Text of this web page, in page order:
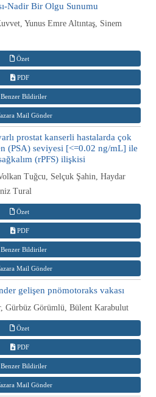
Nadir Bir Olgu Sunumu
Yunus Emre Altıntaş, Sinem
Özet
PDF
Benzer Bildiriler
Mail Gönder
prostat kanserli hastalarda çok
(PSA) seviyesi [<=0.02 ng/mL] ile
(rPFS) ilişkisi
Tuğcu, Selçuk Şahin, Haydar
Tural
Özet
PDF
Benzer Bildiriler
Mail Gönder
gelişen pnömotoraks vakası
Gürbüz Görümlü, Bülent Karabulut
Özet
PDF
Benzer Bildiriler
Mail Gönder